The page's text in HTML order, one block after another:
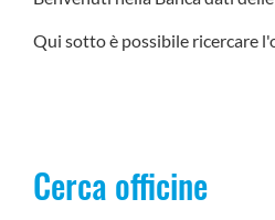
Qui sotto è possibile ricercare
Cerca officine